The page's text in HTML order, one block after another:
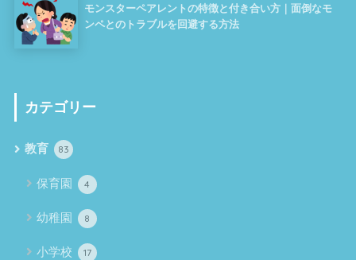
モンスターペアレントの特徴と付き合い方｜面倒なモ
ンペとのトラブルを回避する方法
カテゴリー
教育 83
保育園 4
幼稚園 8
小学校 17